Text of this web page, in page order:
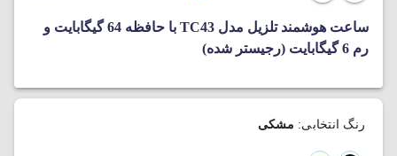
ساعت هوشمند تلزیل مدل TC43 با حافظه 64 گیگابایت و
رم 6 گیگابایت (رجیستر شده)
رنگ انتخابی: مشکی